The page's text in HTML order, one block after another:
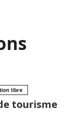
libre
tourisme